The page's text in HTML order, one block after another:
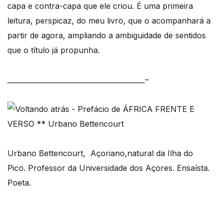
capa e contra-capa que ele criou. É uma primeira
leitura, perspicaz, do meu livro, que o acompanhará a
partir de agora, ampliando a ambiguidade de sentidos
que o título já propunha.
________________________________________–
Urbano Bettencourt, Açoriano,natural da Ilha do
Pico. Professor da Universidade dos Açores. Ensaísta.
Poeta.